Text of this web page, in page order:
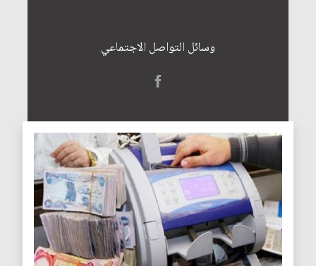
وسائل التواصل الاجتماعي